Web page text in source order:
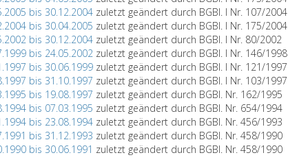
bis 30.12.2004 zuletzt geändert durch BGBl. I Nr. 107/2004
bis 30.04.2005 zuletzt geändert durch BGBl. I Nr. 175/2004
bis 30.12.2004 zuletzt geändert durch BGBl. I Nr. 80/2002
bis 24.05.2002 zuletzt geändert durch BGBl. I Nr. 146/1998
bis 30.06.1999 zuletzt geändert durch BGBl. I Nr. 121/1997
bis 31.10.1997 zuletzt geändert durch BGBl. I Nr. 103/1997
bis 19.08.1997 zuletzt geändert durch BGBl. Nr. 162/1995
bis 07.03.1995 zuletzt geändert durch BGBl. Nr. 654/1994
bis 23.08.1994 zuletzt geändert durch BGBl. Nr. 456/1993
bis 31.12.1993 zuletzt geändert durch BGBl. Nr. 458/1990
bis 30.06.1991 zuletzt geändert durch BGBl. Nr. 458/1990